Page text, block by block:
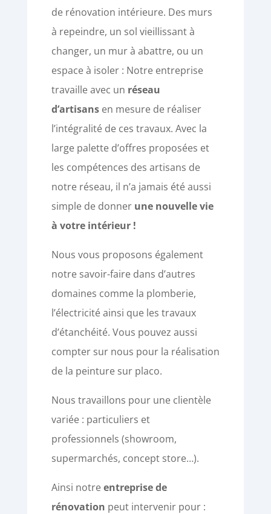
de rénovation intérieure. Des murs
à repeindre, un sol vieillissant à
changer, un mur à abattre, ou un
espace à isoler : Notre entreprise
travaille avec un réseau
d’artisansen mesure de réaliser
l’intégralité de ces travaux. Avec la
large palette d’offres proposées et
les compétences des artisans de
notre réseau, il n’a jamais été aussi
simple de donner une nouvelle vie
à votre intérieur !
Nous vous proposons également
notre savoir-faire dans d’autres
domaines comme la plomberie,
l’électricité ainsi que les travaux
d’étanchéité. Vous pouvez aussi
compter sur nous pour la réalisation
de la peinture sur placo.
Nous travaillons pour une clientèle
variée : particuliers et
professionnels (showroom,
supermarchés, concept store…).
Ainsi notreentreprise de
rénovation peut intervenir pour :